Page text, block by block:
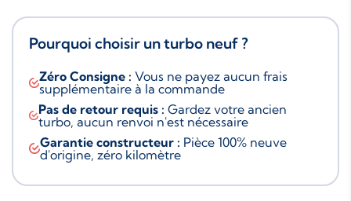
Pourquoi choisir un turbo neuf ?
Zéro Consigne : Vous ne payez aucun frais
supplémentaire à la commande
Pas de retour requis : Gardez votre ancien
turbo, aucun renvoi n'est nécessaire
Garantie constructeur : Pièce 100% neuve
d'origine, zéro kilomètre